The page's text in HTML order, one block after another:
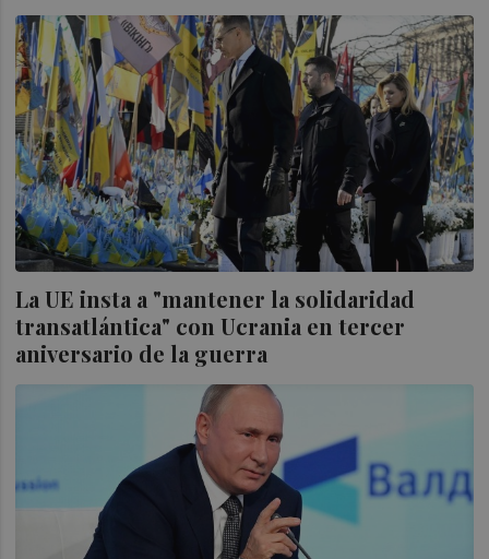
La UE insta a "mantener la solidaridad
transatlántica" con Ucrania en tercer
aniversario de la guerra